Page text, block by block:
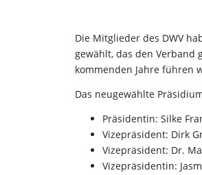
Die Mitglieder des DWV
gewählt, das den Verband
kommenden Jahre führen
Das neugewählte
Präsidentin: Silke
Vizepräsident: Dirk
Vizepräsident: Dr.
Vizepräsidentin: